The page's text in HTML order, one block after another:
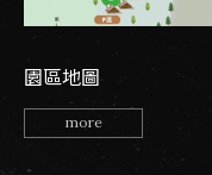
園區地圖
more